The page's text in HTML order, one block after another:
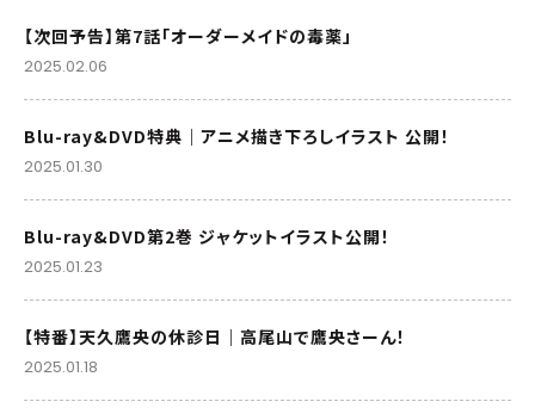
【次回予告】第7話「オーダーメイドの毒薬」
2025.02.06
Blu-ray&DVD特典｜アニメ描き下ろしイラスト 公開！
2025.01.30
Blu-ray&DVD第2巻 ジャケットイラスト公開！
2025.01.23
【特番】天久鷹央の休診日｜高尾山で鷹央さーん！
2025.01.18